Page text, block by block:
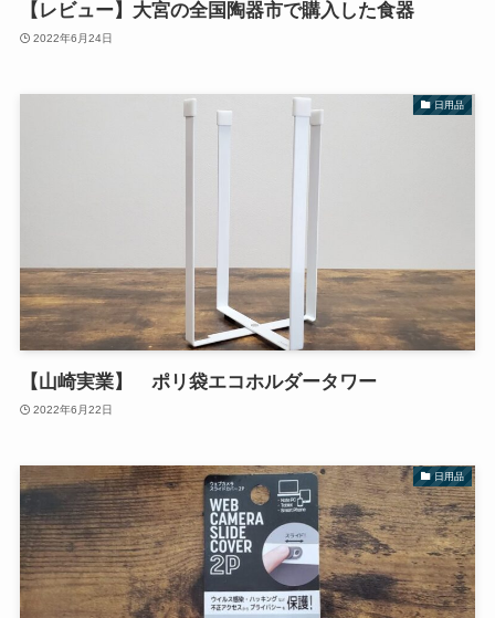
【レビュー】大宮の全国陶器市で購入した食器
2022年6月24日
日用品
【山崎実業】 ポリ袋エコホルダータワー
2022年6月22日
日用品